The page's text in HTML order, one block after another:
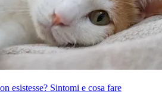
esistesse? Sintomi e cosa fare